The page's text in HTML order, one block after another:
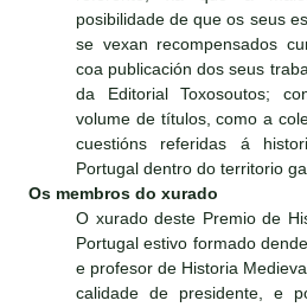
posibilidade de que os seus
se vexan recompensados
coa publicación dos seus
da Editorial Toxosoutos;
volume de títulos, como a
cuestións referidas á
Portugal dentro do territorio
Os membros do xurado
O xurado deste Premio de
Portugal estivo formado
e profesor de Historia
calidade de presidente, e